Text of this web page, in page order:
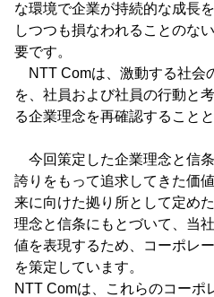
な環境で企業が持続的な成長
しつつも損なわれることのな
要です。
NTT Comは、激動する社会
を、社員および社員の行動と
る企業理念を再確認することと
今回策定した企業理念と信
誇りをもって追求してきた価
来に向けた拠り所として定め
理念と信条にもとづいて、当
値を表現するため、コーポレ
を策定しています。
NTT Comは、これらのコーポ